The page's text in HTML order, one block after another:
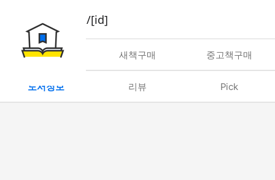
book/rent/[id]
대여 새책구매 중고책구매
도서정보 리뷰 Pick